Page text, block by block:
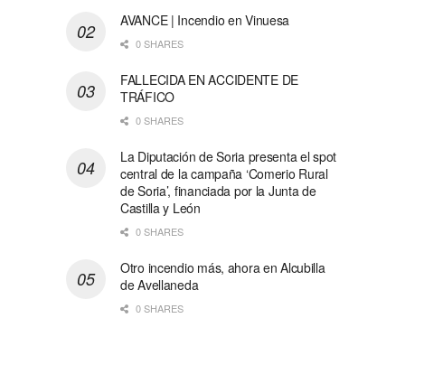
AVANCE | Incendio en Vinuesa
0 SHARES
FALLECIDA EN ACCIDENTE DE
TRÁFICO
0 SHARES
La Diputación de Soria presenta el spot
central de la campaña ‘Comerio Rural
de Soria’, financiada por la Junta de
Castilla y León
0 SHARES
Otro incendio más, ahora en Alcubilla
de Avellaneda
0 SHARES